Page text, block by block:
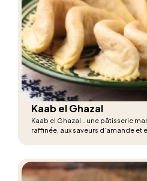
Kaab el Ghazal
Kaab el Ghazal… une pâtisserie
raffinée, aux saveurs d’amande et